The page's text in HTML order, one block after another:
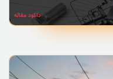
دانلود مقاله